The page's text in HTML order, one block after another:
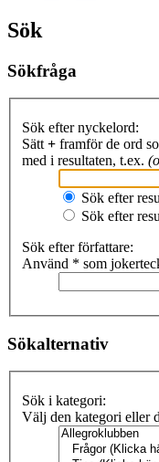
Sök
Sökfråga
Sök efter nyckelord:
Sätt + framför de ord
med i resultaten, t.ex.
Sök efter
Sök efter
Sök efter författare:
Använd * som
Sökalternativ
Sök i kategori:
Välj den kategori eller